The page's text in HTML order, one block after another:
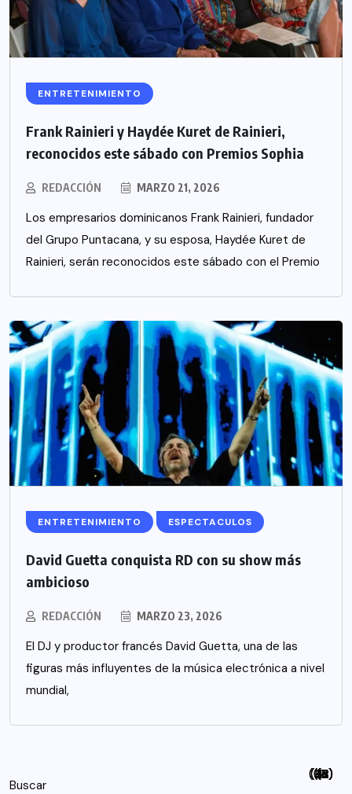
ENTRETENIMIENTO
Frank Rainieri y Haydée Kuret de Rainieri,
reconocidos este sábado con Premios Sophia
REDACCIÓN MARZO 21, 2026
Los empresarios dominicanos Frank Rainieri, fundador
del Grupo Puntacana, y su esposa, Haydée Kuret de
Rainieri, serán reconocidos este sábado con el Premio
ENTRETENIMIENTO ESPECTACULOS
David Guetta conquista RD con su show más
ambicioso
REDACCIÓN MARZO 23, 2026
El DJ y productor francés David Guetta, una de las
figuras más influyentes de la música electrónica a nivel
mundial,
Buscar
(5)
(26)
(21)
(12)
(7)
(94)
(48)
(115)
(26)
(18)
(2)
(6)